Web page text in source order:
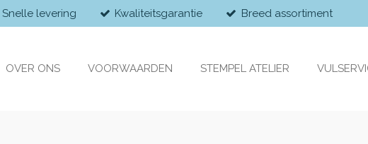
Snelle levering Kwaliteitsgarantie Breed assortiment
OVER ONS VOORWAARDEN STEMPEL ATELIER